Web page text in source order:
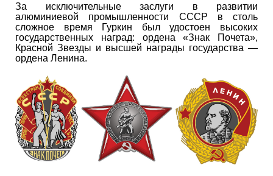
За исключительные заслуги в развитии
алюминиевой промышленности СССР в столь
сложное время Гуркин был удостоен высоких
государственных наград: ордена «Знак Почета»,
Красной Звезды и высшей награды государства —
ордена Ленина.